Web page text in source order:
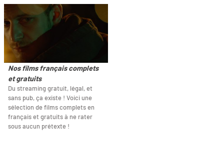
Nos films français complets
et gratuits
Du streaming gratuit, légal, et
sans pub, ça existe ! Voici une
sélection de films complets en
français et gratuits à ne rater
sous aucun prétexte !